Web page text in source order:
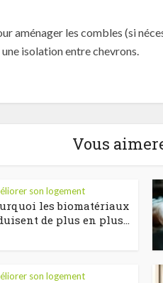
aménager les combles (si
isolation entre chevrons.
Vous
son logement
les biomatériaux
de plus en plus...
son logement